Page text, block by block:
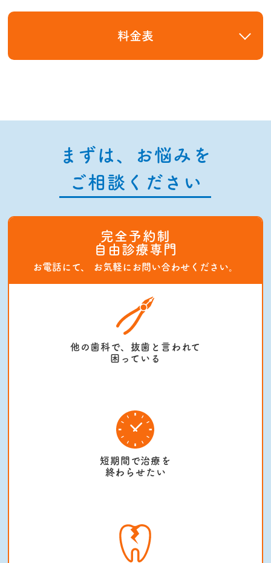
歯牙移植
歯周病治療
ホワイトニング
院長あいさつ・経歴
スタッフ紹介
料金表
まずは、お悩みを
ご相談ください
完全予約制
自由診療専門
お電話にて、 お気軽にお問い合わせください。
他の歯科で、抜歯と言われて
困っている
短期間で治療を
終わらせたい